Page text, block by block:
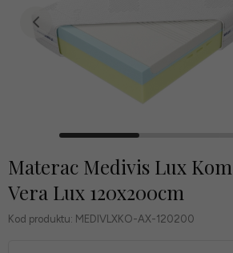
Materac Medivis Lux
Vera Lux 120x200cm
Kod produktu: MEDIVLXKO-AX-120200